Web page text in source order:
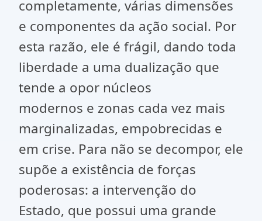
completamente, várias dimensões
e componentes da ação social. Por
esta razão, ele é frágil, dando toda
liberdade a uma dualização que
tende a opor núcleos
modernos e zonas cada vez mais
marginalizadas, empobrecidas e
em crise. Para não se decompor, ele
supõe a existência de forças
poderosas: a intervenção do
Estado, que possui uma grande